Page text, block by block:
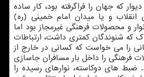
که جهان را فراگرفته بود، کار ساده
انقلاب و یا میدان امام خمینی (ره)
و محصولات فرهنگی غیرمجاز بود اما
که شنوندگان کمتری داشت، ارتباطات
را می خواست که کسانی در خارج از
فرهنگی را داخل بار مسافران جاسازی
ضبط های دوکاسته، نوارهای رسیده را